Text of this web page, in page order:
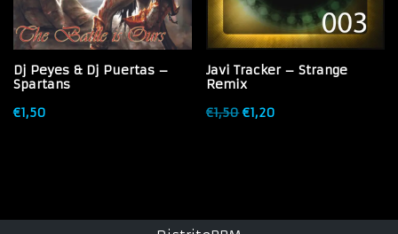
Dj Peyes & Dj Puertas –
Spartans
€1,50
Javi Tracker – Strange
Remix
€1,50 €1,20